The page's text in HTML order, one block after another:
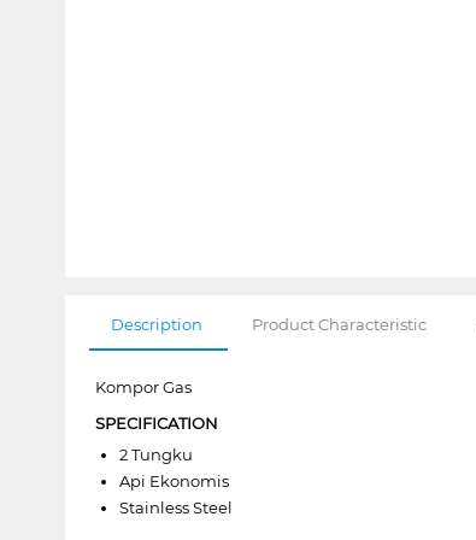
Description Product Characteristic
Kompor Gas
SPECIFICATION
2 Tungku
Api Ekonomis
Stainless Steel